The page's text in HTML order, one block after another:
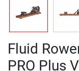
Fluid
PRO Plus V